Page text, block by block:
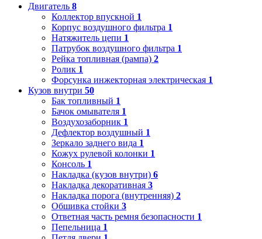
Двигатель 8
Коллектор впускной 1
Корпус воздушного фильтра 1
Натяжитель цепи 1
Патрубок воздушного фильтра 1
Рейка топливная (рампа) 2
Ролик 1
Форсунка инжекторная электрическая 1
Кузов внутри 50
Бак топливный 1
Бачок омывателя 1
Воздухозаборник 1
Дефлектор воздушный 1
Зеркало заднего вида 1
Кожух рулевой колонки 1
Консоль 1
Накладка (кузов внутри) 6
Накладка декоративная 3
Накладка порога (внутренняя) 2
Обшивка стойки 3
Ответная часть ремня безопасности 1
Пепельница 1